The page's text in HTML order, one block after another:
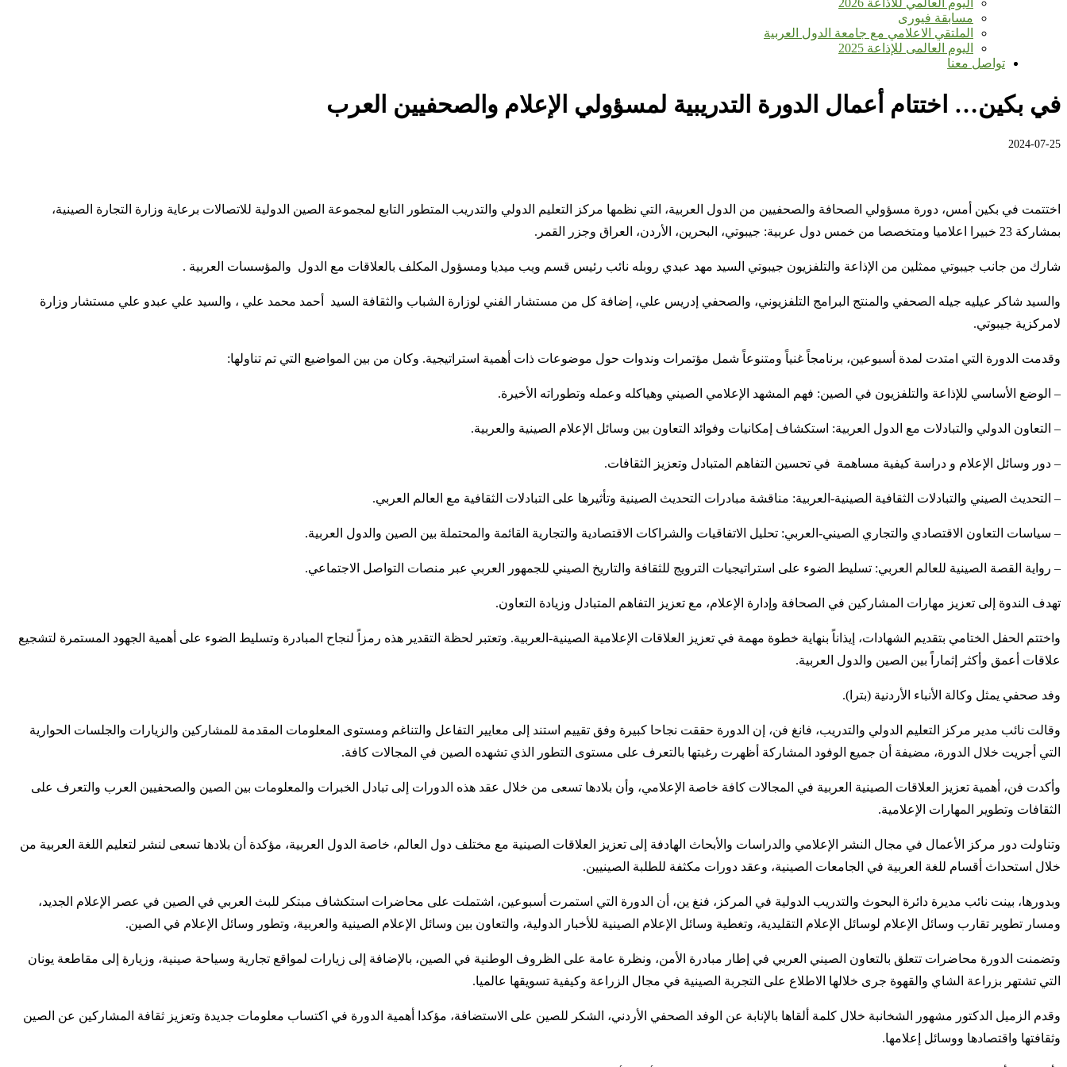
اليوم العالمي للأذاعة 2026
مسابقة فيورى
الملتقي الاعلامي مع جامعة الدول العربية
اليوم العالمى للإذاعة 2025
تواصل معنا
في بكين… اختتام أعمال الدورة التدريبية لمسؤولي الإعلام والصحفيين العرب
2024-07-25
اختتمت في بكين أمس، دورة مسؤولي الصحافة والصحفيين من الدول العربية، التي نظمها مركز التعليم الدولي والتدريب المتطور التابع لمجموعة الصين الدولية للاتصالات برعاية وزارة التجارة الصينية،
بمشاركة 23 خبيرا اعلاميا ومتخصصا من خمس دول عربية: جيبوتي، البحرين، الأردن، العراق وجزر القمر.
شارك من جانب جيبوتي ممثلين من الإذاعة والتلفزيون جيبوتي السيد مهد عبدي روبله نائب رئيس قسم ويب ميديا ومسؤول المكلف بالعلاقات مع الدول والمؤسسات العربية .
والسيد شاكر عيليه جيله الصحفي والمنتج البرامج التلفزيوني، والصحفي إدريس علي، إضافة كل من مستشار الفني لوزارة الشباب والثقافة السيد أحمد محمد علي ، والسيد علي عبدو علي مستشار وزارة
لامركزية جيبوتي.
وقدمت الدورة التي امتدت لمدة أسبوعين، برنامجاً غنياً ومتنوعاً شمل مؤتمرات وندوات حول موضوعات ذات أهمية استراتيجية. وكان من بين المواضيع التي تم تناولها:
– الوضع الأساسي للإذاعة والتلفزيون في الصين: فهم المشهد الإعلامي الصيني وهياكله وعمله وتطوراته الأخيرة.
– التعاون الدولي والتبادلات مع الدول العربية: استكشاف إمكانيات وفوائد التعاون بين وسائل الإعلام الصينية والعربية.
– دور وسائل الإعلام و دراسة كيفية مساهمة في تحسين التفاهم المتبادل وتعزيز الثقافات.
– التحديث الصيني والتبادلات الثقافية الصينية-العربية: مناقشة مبادرات التحديث الصينية وتأثيرها على التبادلات الثقافية مع العالم العربي.
– سياسات التعاون الاقتصادي والتجاري الصيني-العربي: تحليل الاتفاقيات والشراكات الاقتصادية والتجارية القائمة والمحتملة بين الصين والدول العربية.
– رواية القصة الصينية للعالم العربي: تسليط الضوء على استراتيجيات الترويج للثقافة والتاريخ الصيني للجمهور العربي عبر منصات التواصل الاجتماعي.
تهدف الندوة إلى تعزيز مهارات المشاركين في الصحافة وإدارة الإعلام، مع تعزيز التفاهم المتبادل وزيادة التعاون.
واختتم الحفل الختامي بتقديم الشهادات، إيذاناً بنهاية خطوة مهمة في تعزيز العلاقات الإعلامية الصينية-العربية. وتعتبر لحظة التقدير هذه رمزاً لنجاح المبادرة وتسليط الضوء على أهمية الجهود المستمرة لتشجيع
علاقات أعمق وأكثر إثماراً بين الصين والدول العربية.
وفد صحفي يمثل وكالة الأنباء الأردنية (بترا).
وقالت نائب مدير مركز التعليم الدولي والتدريب، فانغ فن، إن الدورة حققت نجاحا كبيرة وفق تقييم استند إلى معايير التفاعل والتناغم ومستوى المعلومات المقدمة للمشاركين والزيارات والجلسات الحوارية
التي أجريت خلال الدورة، مضيفة أن جميع الوفود المشاركة أظهرت رغبتها بالتعرف على مستوى التطور الذي تشهده الصين في المجالات كافة.
وأكدت فن، أهمية تعزيز العلاقات الصينية العربية في المجالات كافة خاصة الإعلامي، وأن بلادها تسعى من خلال عقد هذه الدورات إلى تبادل الخبرات والمعلومات بين الصين والصحفيين العرب والتعرف على
الثقافات وتطوير المهارات الإعلامية.
وتناولت دور مركز الأعمال في مجال النشر الإعلامي والدراسات والأبحاث الهادفة إلى تعزيز العلاقات الصينية مع مختلف دول العالم، خاصة الدول العربية، مؤكدة أن بلادها تسعى لنشر لتعليم اللغة العربية من
خلال استحداث أقسام للغة العربية في الجامعات الصينية، وعقد دورات مكثفة للطلبة الصينيين.
وبدورها، بينت نائب مديرة دائرة البحوث والتدريب الدولية في المركز، فنغ ين، أن الدورة التي استمرت أسبوعين، اشتملت على محاضرات استكشاف مبتكر للبث العربي في الصين في عصر الإعلام الجديد،
ومسار تطوير تقارب وسائل الإعلام لوسائل الإعلام التقليدية، وتغطية وسائل الإعلام الصينية للأخبار الدولية، والتعاون بين وسائل الإعلام الصينية والعربية، وتطور وسائل الإعلام في الصين.
وتضمنت الدورة محاضرات تتعلق بالتعاون الصيني العربي في إطار مبادرة الأمن، ونظرة عامة على الظروف الوطنية في الصين، بالإضافة إلى زيارات لمواقع تجارية وسياحة صينية، وزيارة إلى مقاطعة يونان
التي تشتهر بزراعة الشاي والقهوة جرى خلالها الاطلاع على التجربة الصينية في مجال الزراعة وكيفية تسويقها عالميا.
وقدم الزميل الدكتور مشهور الشخانبة خلال كلمة ألقاها بالإنابة عن الوفد الصحفي الأردني، الشكر للصين على الاستضافة، مؤكدا أهمية الدورة في اكتساب معلومات جديدة وتعزيز ثقافة المشاركين عن الصين
وثقافتها واقتصادها ووسائل إعلامها.